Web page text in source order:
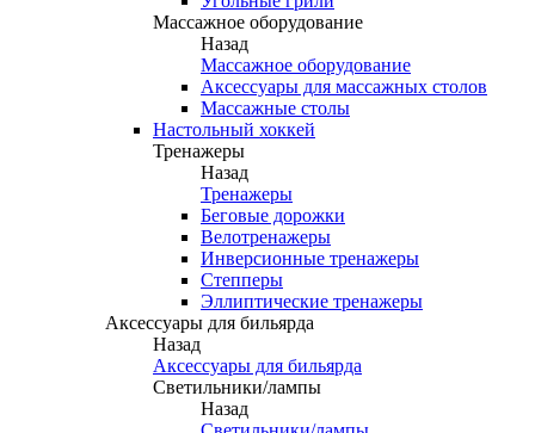
Массажное оборудование
Назад
Массажное оборудование
Аксессуары для массажных столов
Массажные столы
Настольный хоккей
Тренажеры
Назад
Тренажеры
Беговые дорожки
Велотренажеры
Инверсионные тренажеры
Степперы
Эллиптические тренажеры
Аксессуары для бильярда
Назад
Аксессуары для бильярда
Светильники/лампы
Назад